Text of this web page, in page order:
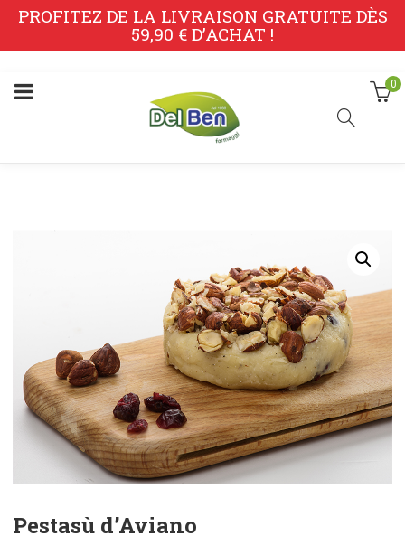
PROFITEZ DE LA LIVRAISON GRATUITE DÈS
59,90 € D’ACHAT !
0
Pestasù d’Aviano